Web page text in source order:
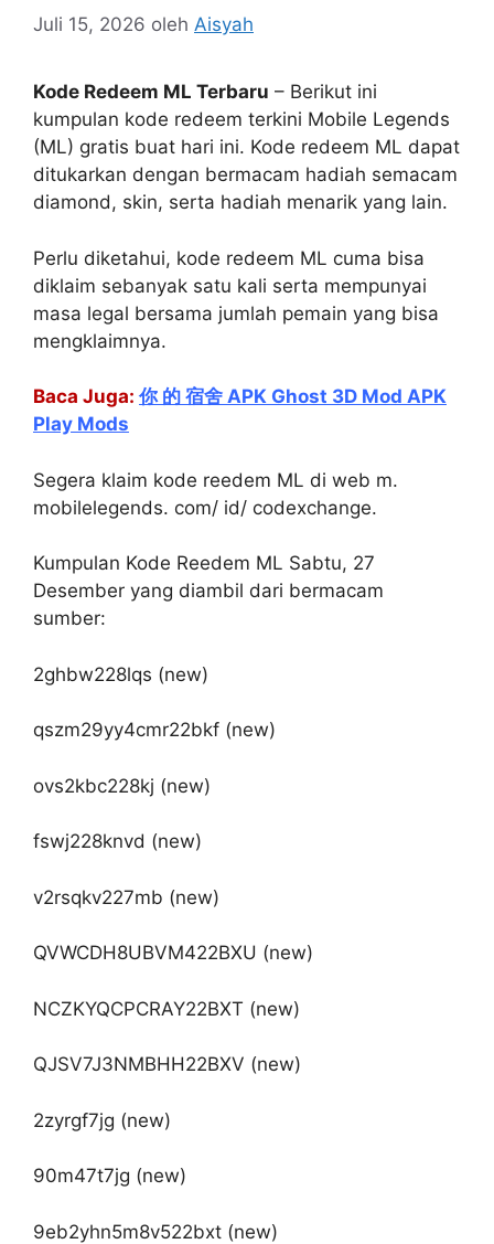
Juli 15, 2026 oleh Aisyah
Kode Redeem ML Terbaru – Berikut ini
kumpulan kode redeem terkini Mobile Legends
(ML) gratis buat hari ini. Kode redeem ML dapat
ditukarkan dengan bermacam hadiah semacam
diamond, skin, serta hadiah menarik yang lain.
Perlu diketahui, kode redeem ML cuma bisa
diklaim sebanyak satu kali serta mempunyai
masa legal bersama jumlah pemain yang bisa
mengklaimnya.
Baca Juga: 你 的 宿舍 APK Ghost 3D Mod APK
Play Mods
Segera klaim kode reedem ML di web m.
mobilelegends. com/ id/ codexchange.
Kumpulan Kode Reedem ML Sabtu, 27
Desember yang diambil dari bermacam
sumber:
2ghbw228lqs (new)
qszm29yy4cmr22bkf (new)
ovs2kbc228kj (new)
fswj228knvd (new)
v2rsqkv227mb (new)
QVWCDH8UBVM422BXU (new)
NCZKYQCPCRAY22BXT (new)
QJSV7J3NMBHH22BXV (new)
2zyrgf7jg (new)
90m47t7jg (new)
9eb2yhn5m8v522bxt (new)